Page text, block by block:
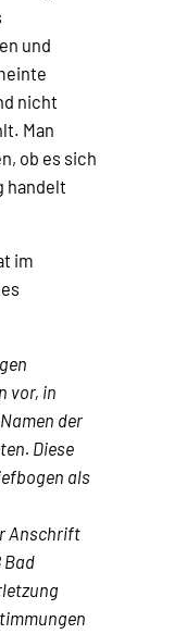
und
nicht
Man
ob es sich
handelt
im
vor, in
der
Diese
als
Anschrift
Bad